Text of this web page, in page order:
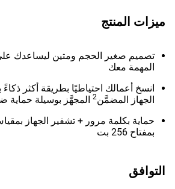
ميزات المنتج
تصميم صغير الحجم ومتين ليساعدك
المهمة معك
انسخ أعمالك احتياطيًا بطريقة أكثر ذكاءً
الجهاز المضمَّن2 المجهَّز بوسيلة حماية
حماية بكلمة مرور + تشفير الجهاز
بمفتاح 256 بت
التوافق